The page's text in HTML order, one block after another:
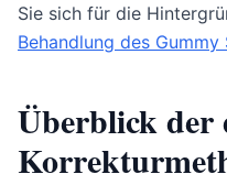
Sie sich für die
Behandlung des
Überblick der